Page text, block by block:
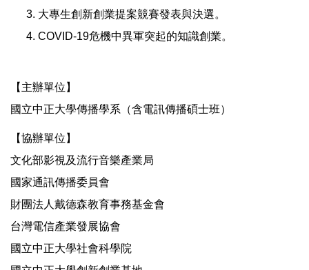
大專生創新創業提案競賽發表與決選。
COVID-19危機中異軍突起的知識創業。
【主辦單位】
國立中正大學傳播學系（含電訊傳播碩士班）
【協辦單位】
文化部影視及流行音樂產業局
國家通訊傳播委員會
財團法人戴德森教育事務基金會
台灣電信產業發展協會
國立中正大學社會科學院